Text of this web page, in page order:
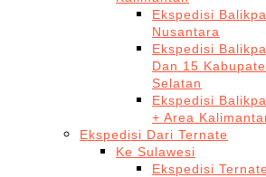
Ekspedisi
Nusantara
Ekspedisi
Dan 15
Selatan
Ekspedisi
+ Area
Ekspedisi Dari Ternate
Ke Sulawesi
Ekspedisi